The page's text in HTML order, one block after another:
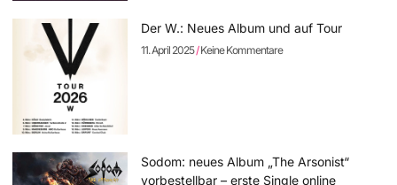
Der W.: Neues Album und auf Tour
11. April 2025 Keine Kommentare
Sodom: neues Album „The Arsonist“
vorbestellbar – erste Single online